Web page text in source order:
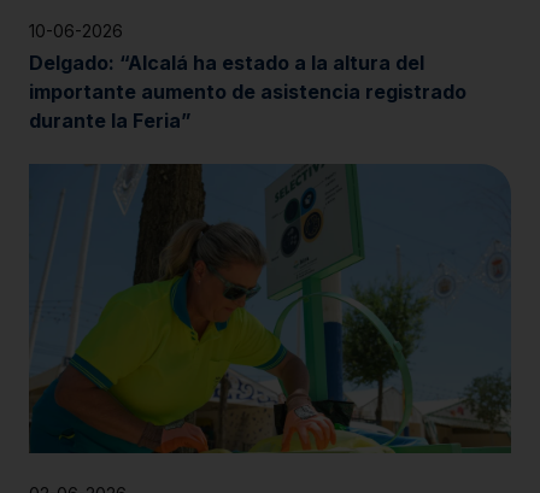
10-06-2026
Delgado: “Alcalá ha estado a la altura del
importante aumento de asistencia registrado
durante la Feria”